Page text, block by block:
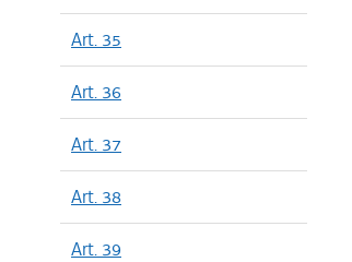
Art. 35
Art. 36
Art. 37
Art. 38
Art. 39